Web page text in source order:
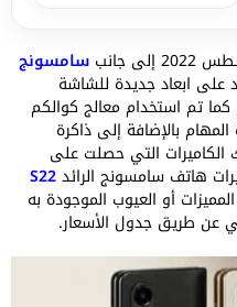
سامسونج
على ابعاد جديدة للشاشة
كما تم استخدام معالج كوالكم
بالإضافة إلى ذاكرة
كذلك الكاميرات التي حصلت على
هاتف سامسونج الرائدS22
أو العيوب الموجودة به
عن طريق جدول الأسعار.